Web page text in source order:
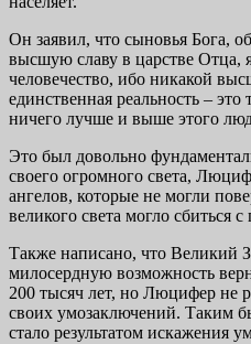
Он заявил, что сыновья Бога,
высшую славу в царстве Отца,
человечество, ибо никакой
единственная реальность – это
ничего лучше и выше этого
Это был довольно
своего огромного света,
ангелов, которые не могли
великого света могло сбиться с
Также написано, что Великий
милосердную возможность
200 тысяч лет, но Люцифер не
своих умозаключений. Таким
стало результатом искажения